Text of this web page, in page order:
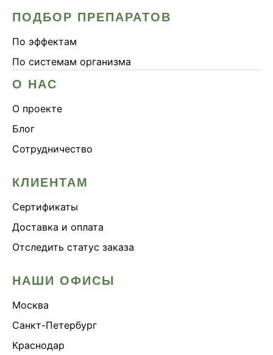
ПОДБОР ПРЕПАРАТОВ
По эффектам
По системам организма
О НАС
О проекте
Блог
Сотрудничество
КЛИЕНТАМ
Сертификаты
Доставка и оплата
Отследить статус заказа
НАШИ ОФИСЫ
Москва
Санкт-Петербург
Краснодар